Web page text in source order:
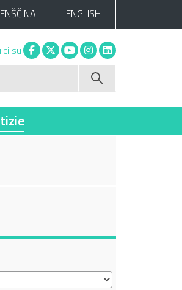
ENGLISH
su Facebook
X You tubeInstagram
Linkedin